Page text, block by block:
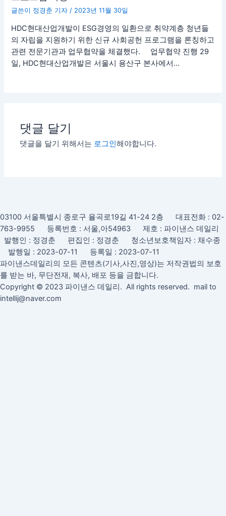
글쓴이 정경춘 기자 / 2023년 11월 30일
HDC현대산업개발이 ESG경영의 일환으로 취약계층 청년들
의 자립을 지원하기 위한 신규 사회공헌 프로그램을 론칭하고
관련 전문기관과 업무협약을 체결했다. 업무협약 진행 29
일, HDC현대산업개발은 서울시 용산구 본사에서…
댓글 달기
댓글을 달기 위해서는 로그인해야합니다.
03100 서울특별시 종로구 율곡로19길 41-24 2층 대표전화 : 02-
763-9955 등록번호 : 서울,아54963 제호 : 파이낸스 데일리
발행인 : 정경춘 편집인 : 정경춘 청소년보호책임자 : 채수종
발행일 : 2023-07-11 등록일 : 2023-07-11
파이낸스데일리의 모든 콘텐츠(기사,사진,영상)는 저작권법의 보호
를 받는 바, 무단전재, 복사, 배포 등을 금합니다.
Copyright © 2023 파이낸스 데일리. All rights reserved. mail to
intellij@naver.com